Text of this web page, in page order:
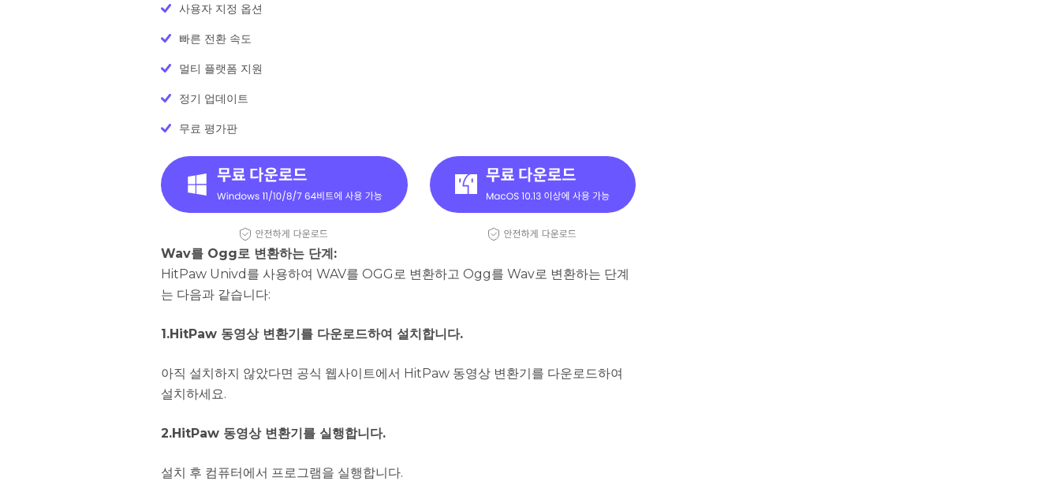
사용자 지정 옵션
빠른 전환 속도
멀티 플랫폼 지원
정기 업데이트
무료 평가판
Wav를 Ogg로 변환하는 단계:
HitPaw Univd를 사용하여 WAV를 OGG로 변환하고 Ogg를 Wav로 변환하는 단계
는 다음과 같습니다:
1.HitPaw 동영상 변환기를 다운로드하여 설치합니다.
아직 설치하지 않았다면 공식 웹사이트에서 HitPaw 동영상 변환기를 다운로드하여
설치하세요.
2.HitPaw 동영상 변환기를 실행합니다.
설치 후 컴퓨터에서 프로그램을 실행합니다.